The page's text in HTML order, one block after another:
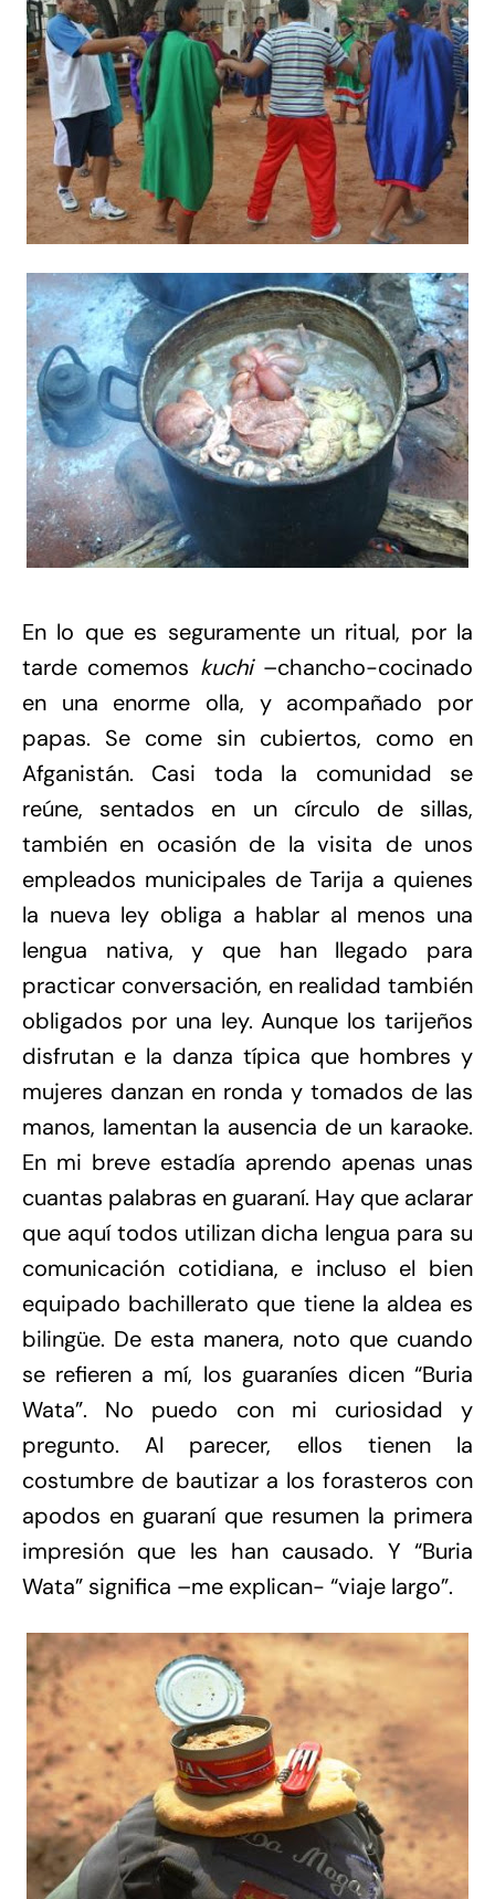
En lo que es seguramente un ritual, por la
tarde comemos kuchi–chancho-cocinado
en una enorme olla, y acompañado por
papas. Se come sin cubiertos, como en
Afganistán. Casi toda la comunidad se
reúne, sentados en un círculo de sillas,
también en ocasión de la visita de unos
empleados municipales de Tarija a quienes
la nueva ley obliga a hablar al menos una
lengua nativa, y que han llegado para
practicar conversación, en realidad también
obligados por una ley. Aunque los tarijeños
disfrutan e la danza típica que hombres y
mujeres danzan en ronda y tomados de las
manos, lamentan la ausencia de un karaoke.
En mi breve estadía aprendo apenas unas
cuantas palabras en guaraní. Hay que aclarar
que aquí todos utilizan dicha lengua para su
comunicación cotidiana, e incluso el bien
equipado bachillerato que tiene la aldea es
bilingüe. De esta manera, noto que cuando
se refieren a mí, los guaraníes dicen “Buria
Wata”. No puedo con mi curiosidad y
pregunto. Al parecer, ellos tienen la
costumbre de bautizar a los forasteros con
apodos en guaraní que resumen la primera
impresión que les han causado. Y “Buria
Wata” significa –me explican- “viaje largo”.